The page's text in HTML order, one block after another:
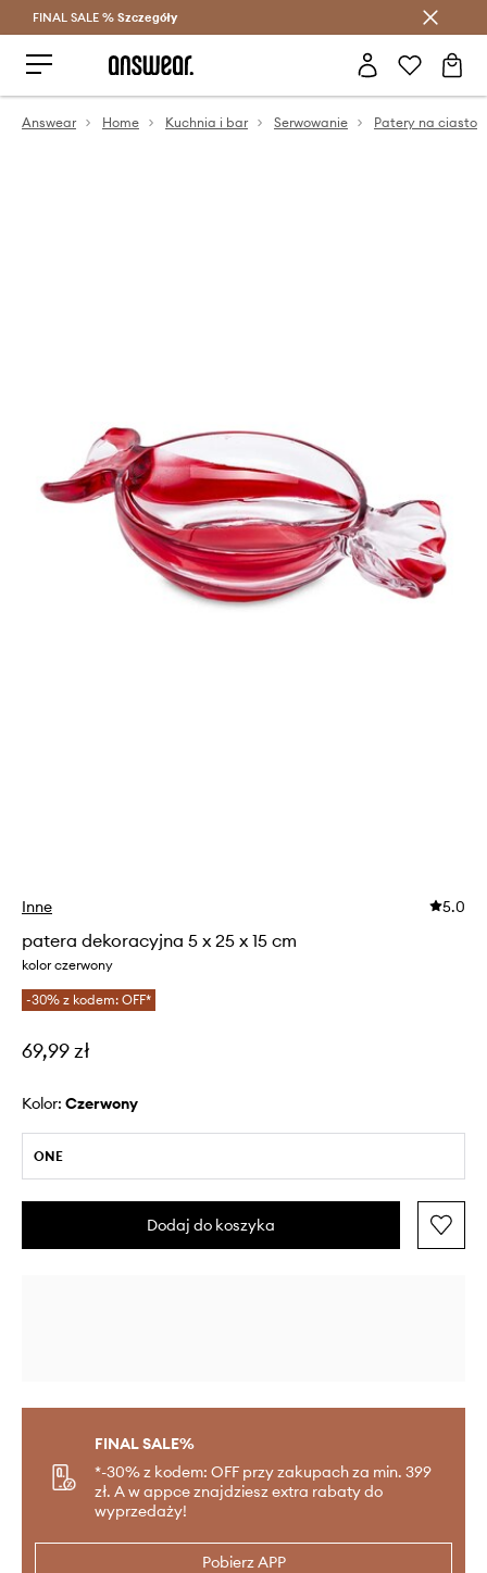
Oszczędzaj z Answear Club >
FINAL SALE % Szczegóły
Answear Home Kuchnia i bar Serwowanie Patery na ciasto
Inne 5.0
patera dekoracyjna 5 x 25 x 15 cm
kolor czerwony
-30% z kodem: OFF*
69,99 zł
Kolor: czerwony
ONE
Dodaj do koszyka
FINAL SALE%
*-30% z kodem: OFF przy zakupach za min. 399
zł. A w appce znajdziesz extra rabaty do
wyprzedaży!
Pobierz APP